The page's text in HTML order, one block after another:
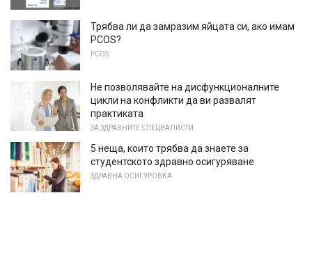
Трябва ли да замразим яйцата си, ако имам
PCOS?
PCOS
Не позволявайте на дисфункционалните
цикли на конфликти да ви развалят
практиката
ЗА ЗДРАВНИТЕ СПЕЦИАЛИСТИ
5 неща, които трябва да знаете за
студентското здравно осигуряване
ЗДРАВНА ОСИГУРОВКА